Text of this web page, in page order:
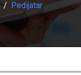
Pedijatar